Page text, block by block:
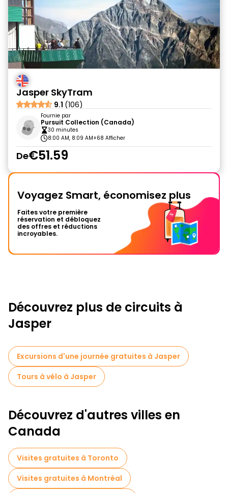
Jasper SkyTram
9.1 (106)
Fournie par
Pursuit Collection (Canada)
30 minutes
8:00 AM, 8:09 AM+68 Afficher
De€51.59
Voyagez Smart, économisez plus
Faites votre première
réservation et débloquez
des offres et réductions
incroyables.
Découvrez plus de circuits à
Jasper
Excursions d'une journée gratuites à Jasper
Tours à vélo à Jasper
Découvrez d'autres villes en
Canada
Visites gratuites à Toronto
Visites gratuites à Montréal